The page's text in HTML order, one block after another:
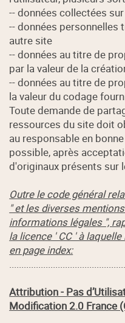
-- données collectées
-- données personnelles
autre site
-- données au titre de
par la valeur de la
-- données au titre de
la valeur du codage
Toute demande de
ressources du site doit
au responsable en
possible, après
d'originaux présents sur
Outre le code général
" et les diverses
informations légales ",
la licence ' CC ' à
en page index:
Attribution - Pas
Modification 2.0 France